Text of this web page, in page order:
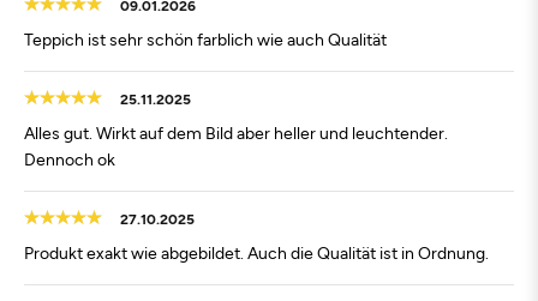
09.01.2026
Teppich ist sehr schön farblich wie auch Qualität
25.11.2025
Alles gut. Wirkt auf dem Bild aber heller und leuchtender.
Dennoch ok
27.10.2025
Produkt exakt wie abgebildet. Auch die Qualität ist in Ordnung.